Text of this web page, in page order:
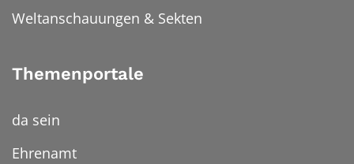
Weltanschauungen & Sekten
Themenportale
da sein
Ehrenamt